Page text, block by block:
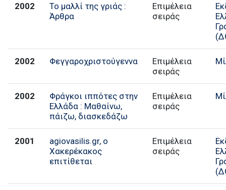
2002
Το μαλλί της γριάς :
Άρθρα
Επιμέλεια
σειράς
2002 Φεγγαροχριστούγεννα
Επιμέλεια
σειράς
2002
Φράγκοι ιππότες στην
Ελλάδα : Μαθαίνω,
πάιζω, διασκεδάζω
Επιμέλεια
σειράς
2001
agiovasilis.gr, ο
Χακερέκακος
επιτίθεται
Επιμέλεια
σειράς